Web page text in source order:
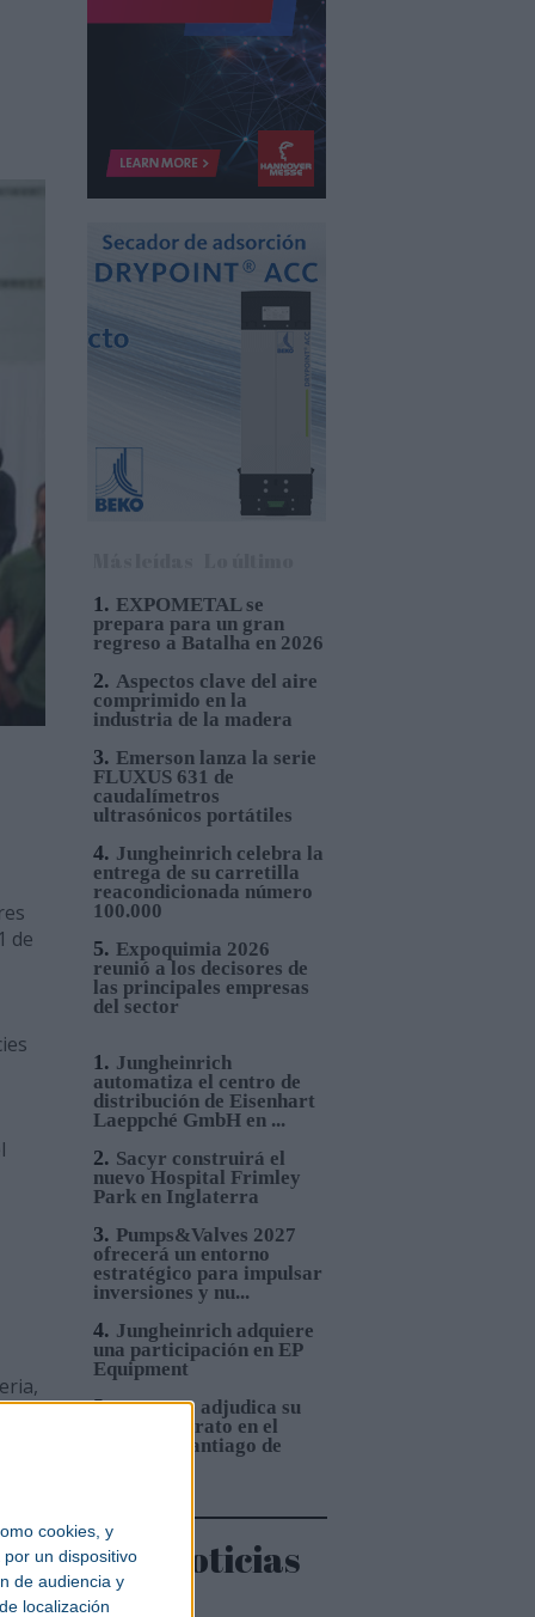
cookies, y
un dispositivo
de audiencia y
localización
de
1. EXPOMETAL se
prepara para un gran
regreso a Batalha en 2026
2. Aspectos clave del aire
comprimido en la
industria de la madera
3. Emerson lanza la serie
FLUXUS 631 de
caudalímetros
ultrasónicos portátiles
4. Jungheinrich celebra la
entrega de su carretilla
reacondicionada número
100.000
5. Expoquimia 2026
reunió a los decisores de
las principales empresas
del sector
1. Jungheinrich
automatiza el centro de
distribución de Eisenhart
Laeppché GmbH en ...
2. Sacyr construirá el
nuevo Hospital Frimley
Park en Inglaterra
3. Pumps&Valves 2027
ofrecerá un entorno
estratégico para impulsar
inversiones y nu...
4. Jungheinrich adquiere
una participación en EP
Equipment
5.OHLA se adjudica su
mayor contrato en el
Metro de Santiago de
Más noticias